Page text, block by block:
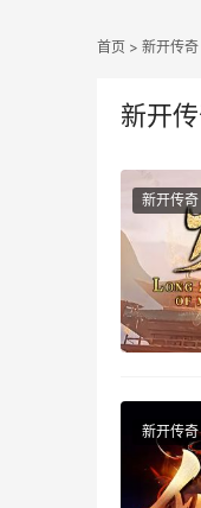
首页 > 新开传奇
新开
新开传奇
新开传奇